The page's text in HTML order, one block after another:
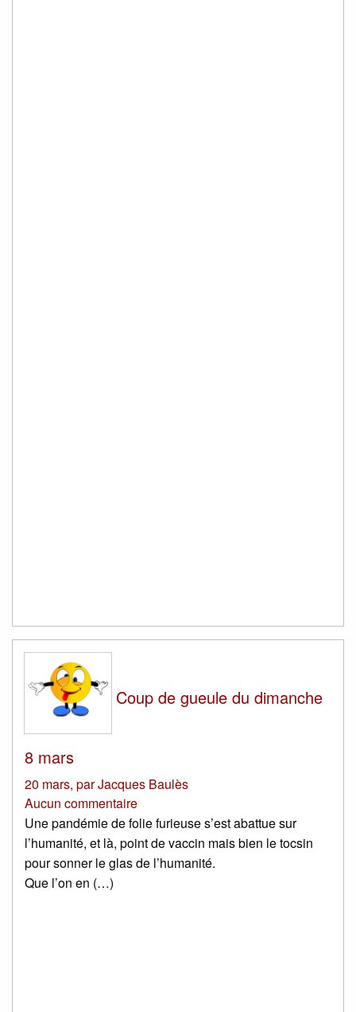
Coup de gueule du dimanche
8 mars
20 mars, parJacques Baulès
Aucun commentaire
Une pandémie de folie furieuse s’est abattue sur
l’humanité, et là, point de vaccin mais bien le tocsin
pour sonner le glas de l’humanité.
Que l’on en (…)